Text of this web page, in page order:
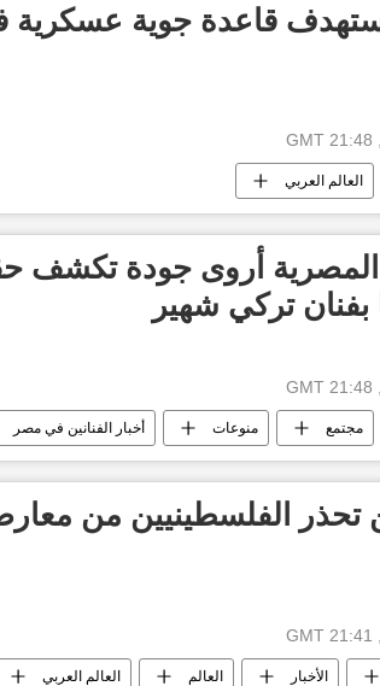
قاعدة جوية عسكرية
العالم العربي
المصرية أروى جودة تكشف
بفنان تركي شهير
مجتمع منوعات أخبار الفنانين في مصر
تحذر الفلسطينيين من
الأخبار العالم العالم العربي